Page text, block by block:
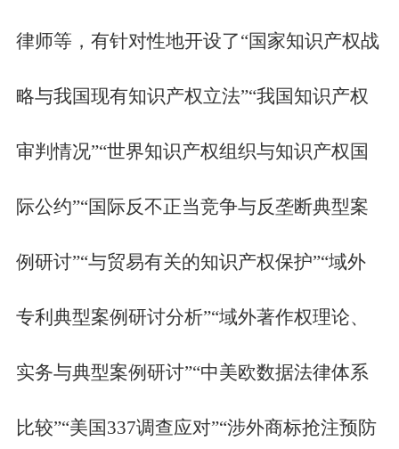
律师等，有针对性地开设了“国家知识产权战
略与我国现有知识产权立法”“我国知识产权
审判情况”“世界知识产权组织与知识产权国
际公约”“国际反不正当竞争与反垄断典型案
例研讨”“与贸易有关的知识产权保护”“域外
专利典型案例研讨分析”“域外著作权理论、
实务与典型案例研讨”“中美欧数据法律体系
比较”“美国337调查应对”“涉外商标抢注预防